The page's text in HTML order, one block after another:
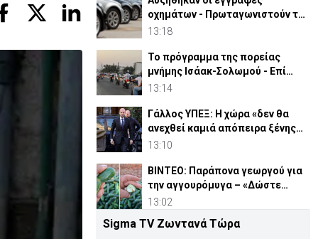
οχημάτων - Πρωταγωνιστούν τα
υβριδικά
13:18
Το πρόγραμμα της πορείας
μνήμης Ισάακ-Σολωμού - Επί
ποδός η Αστυνομία
13:14
Γάλλος ΥΠΕΞ: Η χώρα «δεν θα
ανεχθεί καμιά απόπειρα ξένης
ανάμιξης»
13:10
ΒΙΝΤΕΟ: Παράπονα γεωργού για
την αγγουρόμυγα – «Δώστε
επιδόματα, νέε Υπουργέ»
13:02
Νέος Γενικός Διευθυντής του
Sigma TV Ζωντανά Τώρα